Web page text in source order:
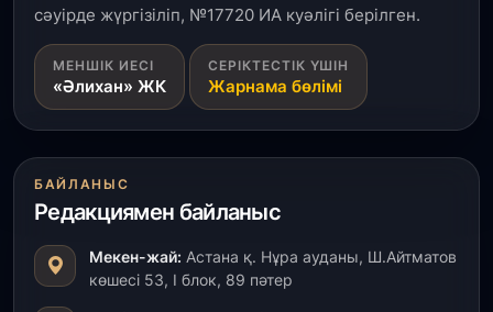
31 шілде, 2026
«Ауыл аманаты»: Түркістанда 30,2 млрд теңгеге
4 223 жоба қаржыландырылды
Президент тапсырмасы орындалды: Шардара
толық ауыз сумен қамтылды
30 шілде, 2026
Түркістанда «Арыс-2» және Темір ауылының
сәуірде жүргізіліп, №17720 ИА куәлігі берілген.
МЕНШІК ИЕСІ
«Әлихан» ЖК
СЕРІКТЕСТІК ҮШІН
Жарнама бөлімі
БАЙЛАНЫС
Редакциямен байланыс
Мекен-жай: Астана қ. Нұра ауданы, Ш.Айтматов
көшесі 53, І блок, 89 пәтер